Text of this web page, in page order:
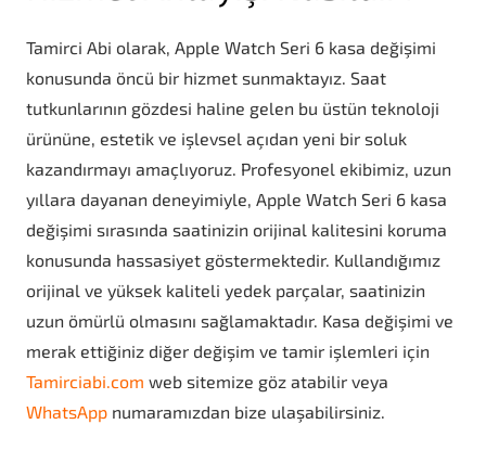
Tamirci Abi olarak, Apple Watch Seri 6 kasa değişimi
konusunda öncü bir hizmet sunmaktayız. Saat
tutkunlarının gözdesi haline gelen bu üstün teknoloji
ürününe, estetik ve işlevsel açıdan yeni bir soluk
kazandırmayı amaçlıyoruz. Profesyonel ekibimiz, uzun
yıllara dayanan deneyimiyle, Apple Watch Seri 6 kasa
değişimi sırasında saatinizin orijinal kalitesini koruma
konusunda hassasiyet göstermektedir. Kullandığımız
orijinal ve yüksek kaliteli yedek parçalar, saatinizin
uzun ömürlü olmasını sağlamaktadır. Kasa değişimi ve
merak ettiğiniz diğer değişim ve tamir işlemleri için
Tamirciabi.com web sitemize göz atabilir veya
WhatsApp numaramızdan bize ulaşabilirsiniz.